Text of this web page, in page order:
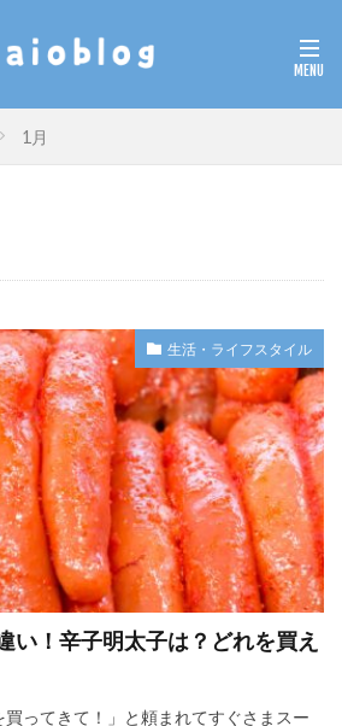
1月
生活・ライフスタイル
い！辛子明太子は？どれを買え
ってきて！」と頼まれてすぐさまスー